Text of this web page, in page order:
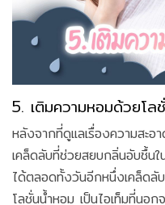
5. เติมความหอมด้วยโล
หลังจากที่ดูแลเรื่องความสะอ
เคล็ดลับที่ช่วยสยบกลิ่นอับชื้นใ
ได้ตลอดทั้งวันอีกหนึ่งเคล็ดลับ
โลชั่นน้ำหอม เป็นไอเท็มที่นอก